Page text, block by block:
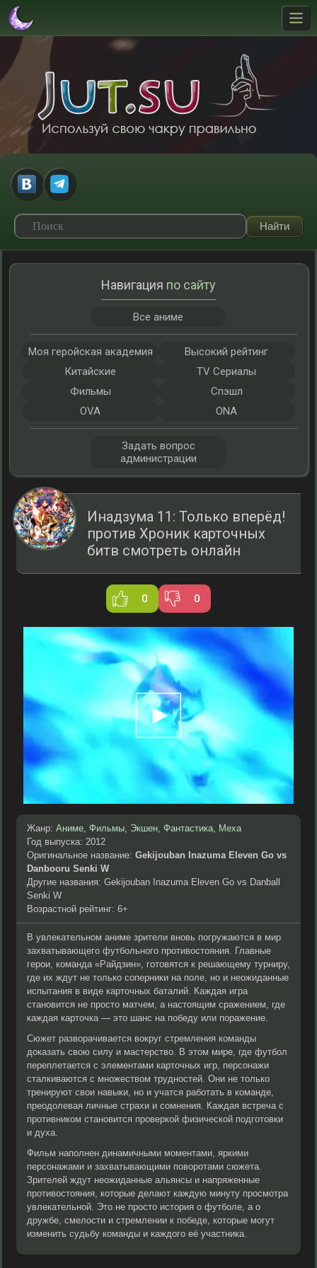
Инадзума 11: Только вперёд!
против Хроник карточных
битв смотреть онлайн
0 0
Жанр: Аниме, Фильмы, Экшен, Фантастика, Меха
Год выпуска: 2012
Оригинальное название: Gekijouban Inazuma Eleven Go vs
Danbooru Senki W
Другие названия: Gekijouban Inazuma Eleven Go vs Danball
Senki W
Возрастной рейтинг: 6+
В увлекательном аниме зрители вновь погружаются в мир
захватывающего футбольного противостояния. Главные
герои, команда «Райдзин», готовятся к решающему турниру,
где их ждут не только соперники на поле, но и неожиданные
испытания в виде карточных баталий. Каждая игра
становится не просто матчем, а настоящим сражением, где
каждая карточка — это шанс на победу или поражение.
Сюжет разворачивается вокруг стремления команды
доказать свою силу и мастерство. В этом мире, где футбол
переплетается с элементами карточных игр, персонажи
сталкиваются с множеством трудностей. Они не только
тренируют свои навыки, но и учатся работать в команде,
преодолевая личные страхи и сомнения. Каждая встреча с
противником становится проверкой физической подготовки
и духа.
Фильм наполнен динамичными моментами, яркими
персонажами и захватывающими поворотами сюжета.
Зрителей ждут неожиданные альянсы и напряженные
противостояния, которые делают каждую минуту просмотра
увлекательной. Это не просто история о футболе, а о
дружбе, смелости и стремлении к победе, которые могут
изменить судьбу команды и каждого её участника.
Навигация по сайту
Все аниме
Моя геройская академия
Высокий рейтинг
Китайские
TV Сериалы
Фильмы
Спэшл
OVA
ONA
Задать вопрос
администрации